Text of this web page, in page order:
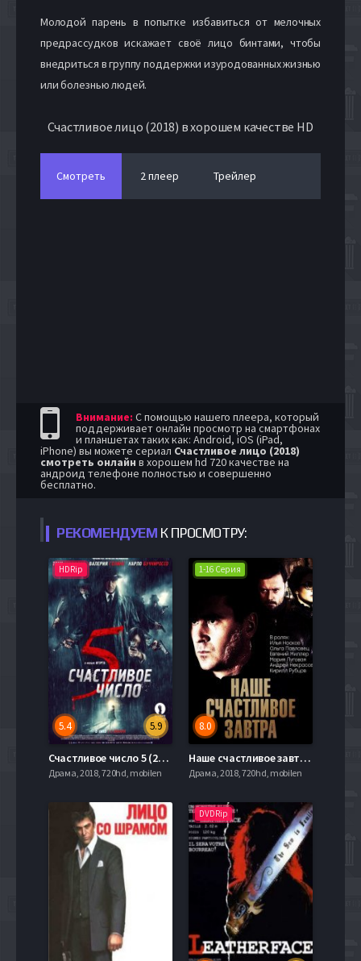
Молодой парень в попытке избавиться от мелочных
предрассудков искажает своё лицо бинтами, чтобы
внедриться в группу поддержки изуродованных жизнью
или болезнью людей.
Счастливое лицо (2018) в хорошем качестве HD
Смотреть 2 плеер Трейлер
Внимание: С помощью нашего плеера, который
поддерживает онлайн просмотр на смартфонах
и планшетах таких как: Android, iOS (iPad,
iPhone) вы можете сериал Счастливое лицо (2018)
смотреть онлайн в хорошем hd 720 качестве на
андроид телефоне полностью и совершенно
бесплатно.
РЕКОМЕНДУЕМ К ПРОСМОТРУ:
HDRip
5.9
5.4
Счастливое число 5 (2019)
Драма, 2018, 720hd, mobilen
1-16 Серия
8.0
Наше счастливое завтра / Цеховик (2017)
Драма, 2018, 720hd, mobilen
DVDRip